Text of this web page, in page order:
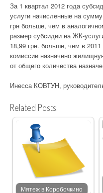
За 1 квартал 2012 года
услуги начисленные на
грн больше, чем в
размер субсидии на ЖК-
18,99 грн. больше, чем в
комиссии назначено
от общего количества
Инесса КОВТУН,
Related Posts:
Мятеж в Коробочкино